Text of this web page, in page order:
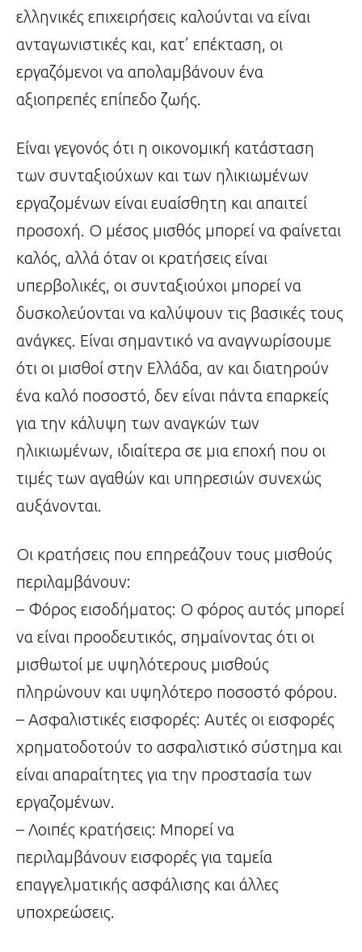
ελληνικές επιχειρήσεις καλούνται να είναι
ανταγωνιστικές και, κατ’ επέκταση, οι
εργαζόμενοι να απολαμβάνουν ένα
αξιοπρεπές επίπεδο ζωής.
Είναι γεγονός ότι η οικονομική κατάσταση
των συνταξιούχων και των ηλικιωμένων
εργαζομένων είναι ευαίσθητη και απαιτεί
προσοχή. Ο μέσος μισθός μπορεί να φαίνεται
καλός, αλλά όταν οι κρατήσεις είναι
υπερβολικές, οι συνταξιούχοι μπορεί να
δυσκολεύονται να καλύψουν τις βασικές τους
ανάγκες. Είναι σημαντικό να αναγνωρίσουμε
ότι οι μισθοί στην Ελλάδα, αν και διατηρούν
ένα καλό ποσοστό, δεν είναι πάντα επαρκείς
για την κάλυψη των αναγκών των
ηλικιωμένων, ιδιαίτερα σε μια εποχή που οι
τιμές των αγαθών και υπηρεσιών συνεχώς
αυξάνονται.
Οι κρατήσεις που επηρεάζουν τους μισθούς
περιλαμβάνουν:
– Φόρος εισοδήματος: Ο φόρος αυτός μπορεί
να είναι προοδευτικός, σημαίνοντας ότι οι
μισθωτοί με υψηλότερους μισθούς
πληρώνουν και υψηλότερο ποσοστό φόρου.
– Ασφαλιστικές εισφορές: Αυτές οι εισφορές
χρηματοδοτούν το ασφαλιστικό σύστημα και
είναι απαραίτητες για την προστασία των
εργαζομένων.
– Λοιπές κρατήσεις: Μπορεί να
περιλαμβάνουν εισφορές για ταμεία
επαγγελματικής ασφάλισης και άλλες
υποχρεώσεις.